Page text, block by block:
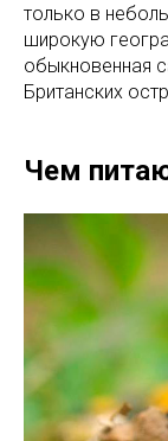
только в
широкую
обыкновенная
Британских
Чем